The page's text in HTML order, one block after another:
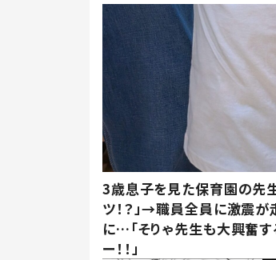
3歳息子を見た保育園の先
ツ！？」→職員全員に激震
に…「そりゃ先生も大興奮す
ー！！」